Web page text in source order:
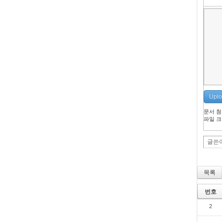
문서
파일
글쓴
목록
번호
2